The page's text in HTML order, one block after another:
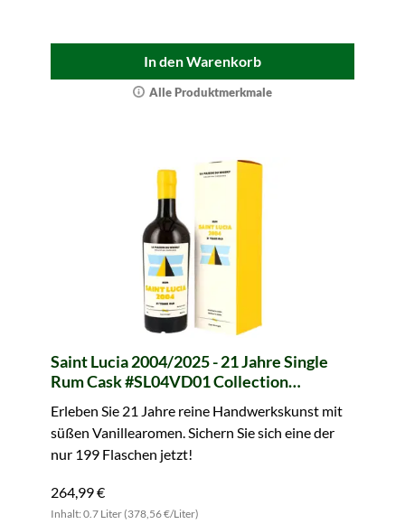
In den Warenkorb
Alle Produktmerkmale
Saint Lucia 2004/2025 - 21 Jahre Single
Rum Cask #SL04VD01 Collection
Erleben Sie 21 Jahre reine Handwerkskunst mit
süßen Vanillearomen. Sichern Sie sich eine der
nur 199 Flaschen jetzt!
264,99 €
Inhalt: 0.7 Liter (378,56 €/Liter)